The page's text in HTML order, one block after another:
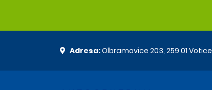
Adresa:Olbramovice 203, 259 01 Votice